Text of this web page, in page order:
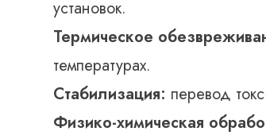
установок.
Термическое
температурах.
Стабилизация: перевод
Физико-химическая